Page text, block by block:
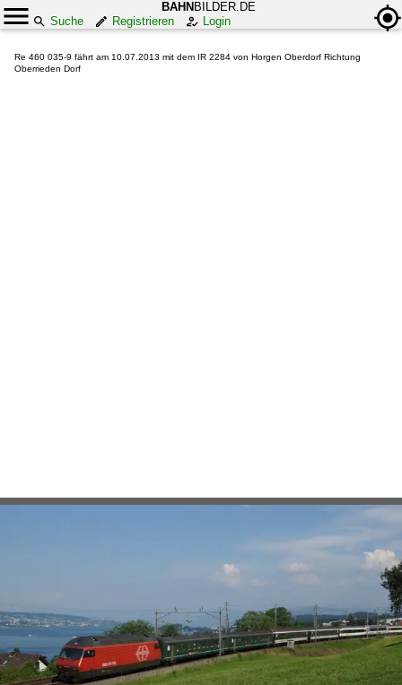
BAHN BILDER.DE
Suche
Registrieren Login
Re 460 035-9 fährt am 10.07.2013 mit dem IR 2284 von Horgen Oberdorf Richtung
Oberrieden Dorf